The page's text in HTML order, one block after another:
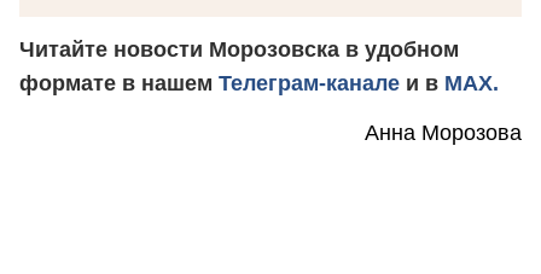
Читайте новости Морозовска в удобном
формате в нашем Телеграм-канале и в MAX.
Анна Морозова